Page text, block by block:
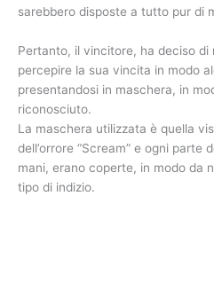
sarebbero disposte a tutto pur di
Pertanto, il vincitore, ha deciso di
percepire la sua vincita in modo
presentandosi in maschera, in
riconosciuto.
La maschera utilizzata è quella
dell’orrore “Scream” e ogni parte
mani, erano coperte, in modo da
tipo di indizio.